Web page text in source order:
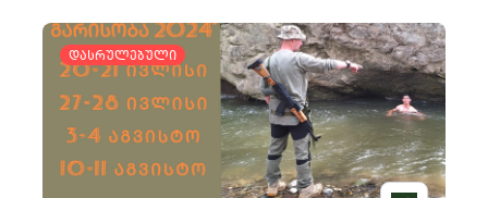
ახალგაზრდა მოხალისეთა ბანაკი
რომელიც აქტიურ…
დასრულებული